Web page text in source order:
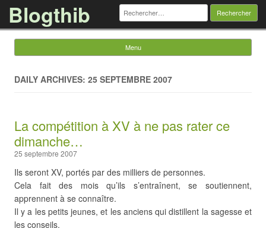
Blogthib Rechercher :
Menu
DAILY ARCHIVES: 25 SEPTEMBRE 2007
La compétition à XV à ne pas rater ce
dimanche…
25 septembre 2007
Ils seront XV, portés par des milliers de personnes.
Cela fait des mois qu’ils s’entraînent, se soutiennent,
apprennent à se connaître.
Il y a les petits jeunes, et les anciens qui distillent la sagesse et
les conseils.